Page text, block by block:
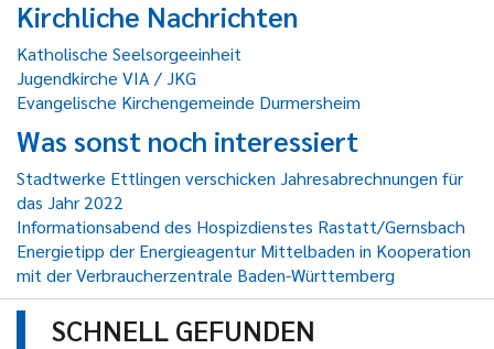
Kirchliche Nachrichten
Katholische Seelsorgeeinheit
Jugendkirche VIA / JKG
Evangelische Kirchengemeinde Durmersheim
Was sonst noch interessiert
Stadtwerke Ettlingen verschicken Jahresabrechnungen für
das Jahr 2022
Informationsabend des Hospizdienstes Rastatt/Gernsbach
Energietipp der Energieagentur Mittelbaden in Kooperation
mit der Verbraucherzentrale Baden-Württemberg
SCHNELL GEFUNDEN